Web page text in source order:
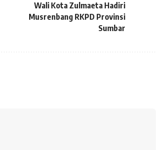
Wali Kota Zulmaeta Hadiri
Musrenbang RKPD Provinsi
Sumbar